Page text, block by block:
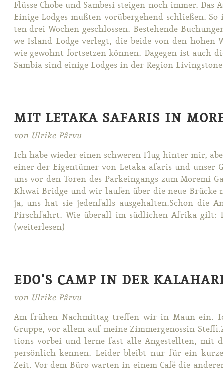
Flüs­se Cho­be und Sam­be­si stei­gen noch im­mer.
Ei­ni­ge Lod­ges mu­ß­ten vor­über­ge­hend schlie­ßen.
ten drei Wo­chen ge­schlos­sen. Be­stehen­de
we Is­land Lodge ver­legt, die bei­de von den
wie ge­wohnt fort­set­zen kön­nen. Da­ge­gen ist auch
Sam­bia sind ei­ni­ge Lod­ges in der Re­gi­on
MIT LETAKA SAFARIS IN
von Ulrike Pârvu
Ich ha­be wie­der ei­nen schwe­ren Flug hin­ter mir,
ei­ner der Ei­gen­tü­mer von Le­ta­ka afa­ris und un­ser
uns vor den To­ren des Park­ein­gangs zum Mo­re­mi
Khwai Bridge und wir lau­fen über die neue
ja, uns hat sie je­den­falls aus­ge­hal­ten.Schon die
Pirsch­fahrt. Wie über­all im süd­li­chen Afri­ka gilt:
(wei­ter­le­sen)
EDO'S CAMP IN DER
von Ulrike Pârvu
Am frü­hen Nach­mit­tag tref­fen wir in Maun ein.
Grup­pe, vor al­lem auf mei­ne Zim­mer­ge­nos­sin
ti­ons vor­bei und ler­ne fast al­le An­ge­stell­ten, mit
per­sön­lich ken­nen. Lei­der bleibt nur für ein
Zeit. Vor dem Bü­ro war­ten in ei­nem Ca­fé die